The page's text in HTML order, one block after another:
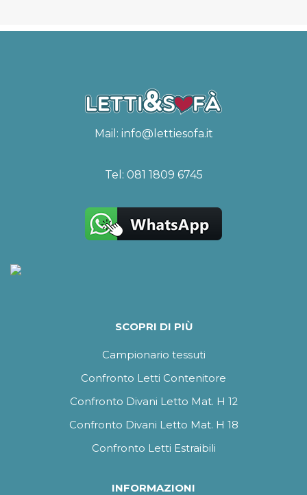
Mail: info@lettiesofa.it
Tel: 081 1809 6745
SCOPRI DI PIÙ
Campionario tessuti
Confronto Letti Contenitore
Confronto Divani Letto Mat. H 12
Confronto Divani Letto Mat. H 18
Confronto Letti Estraibili
INFORMAZIONI